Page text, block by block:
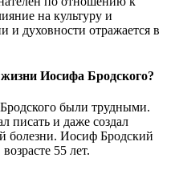
на культуру и
и духовности отражается в
Иосифа Бродского?
были трудными.
писать и даже создал
болезни. Иосиф Бродский
55 лет.